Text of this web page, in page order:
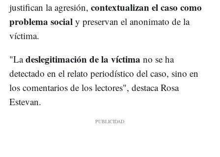
justifican la agresión, contextualizan el caso como
problema social y preservan el anonimato de la
víctima.
"Ladeslegitimación de la víctima no se ha
detectado en el relato periodístico del caso, sino en
los comentarios de los lectores", destaca Rosa
Estevan.